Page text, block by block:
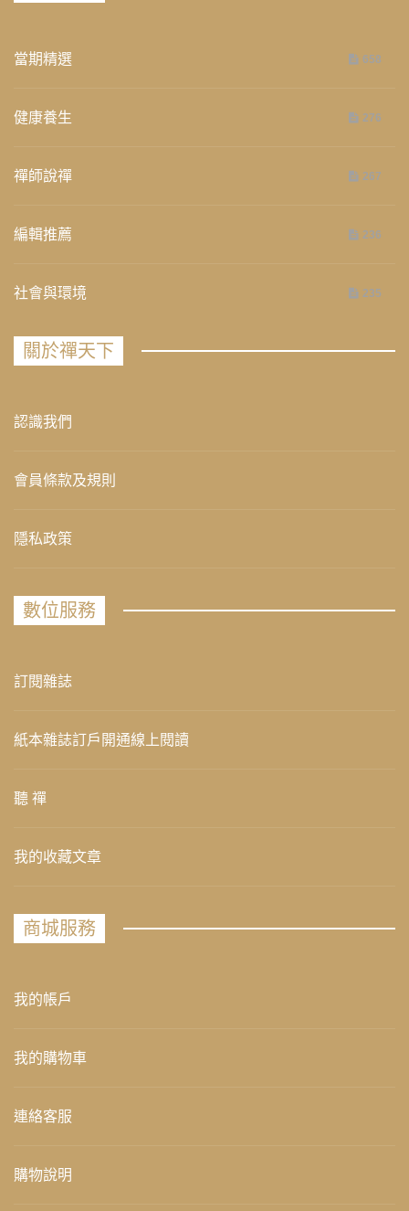
當期精選 658
健康養生 276
禪師說禪 267
編輯推薦 236
社會與環境 235
關於禪天下
認識我們
會員條款及規則
隱私政策
數位服務
訂閱雜誌
紙本雜誌訂戶開通線上閱讀
聽 禪
我的收藏文章
商城服務
我的帳戶
我的購物車
連絡客服
購物說明